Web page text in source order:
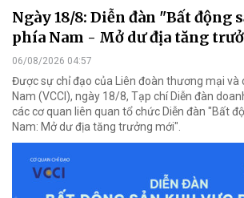
Ngày 18/8: Diễn đàn "Bất động
phía Nam - Mở dư địa tăng
06/08/2026 04:57
Được sự chỉ đạo của Liên đoàn thương mại và
Nam (VCCI), ngày 18/8, Tạp chí Diễn đàn
các cơ quan liên quan tổ chức Diễn đàn "Bất
Nam: Mở dư địa tăng trưởng mới".